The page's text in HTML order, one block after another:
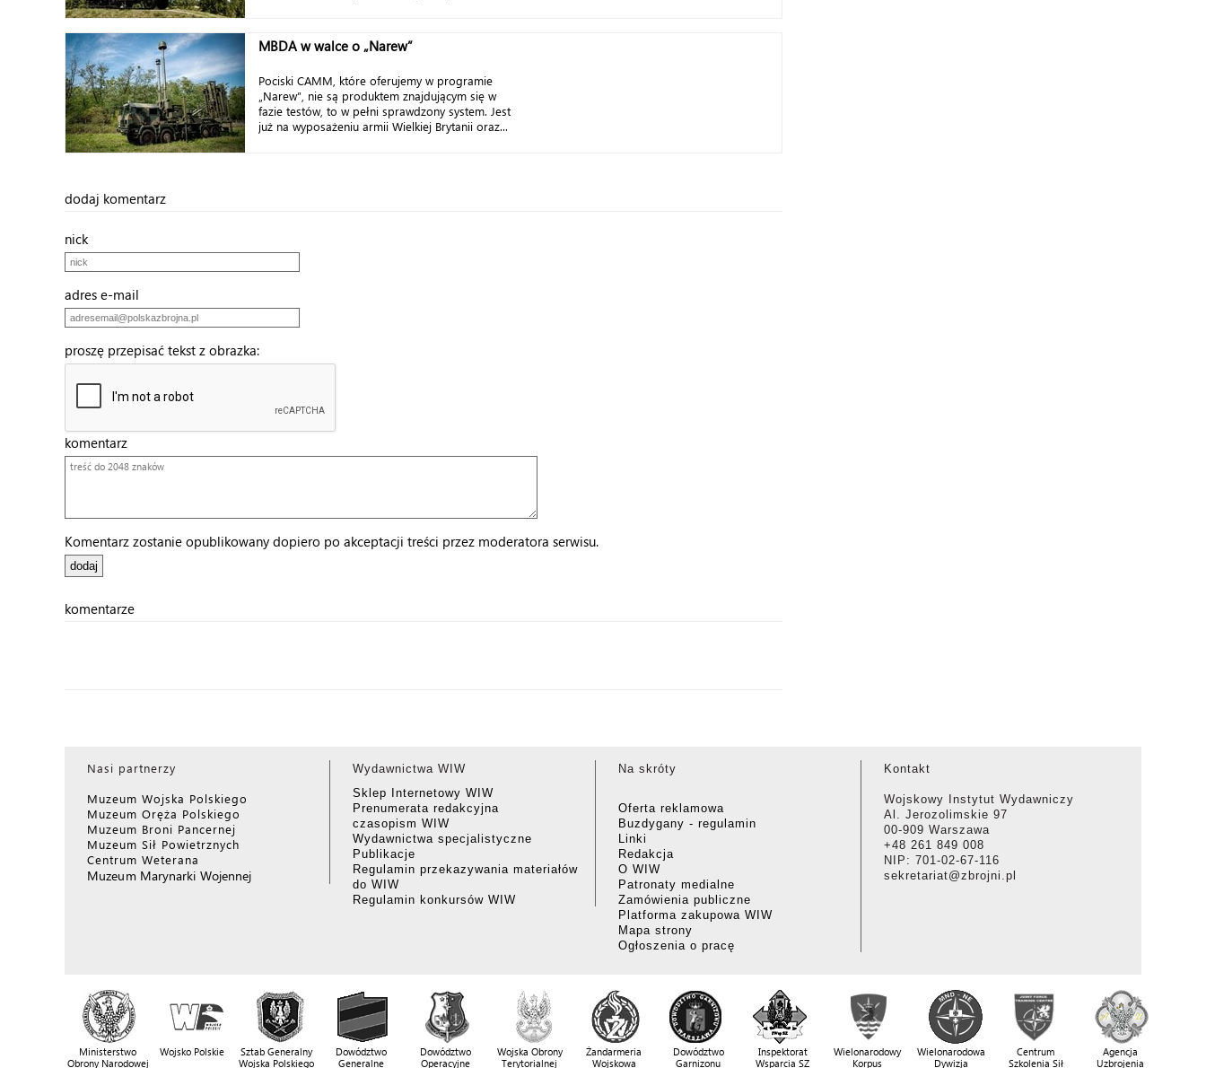
MBDA w walce o „Narew”
Pociski CAMM, które oferujemy w programie
„Narew”, nie są produktem znajdującym się w
fazie testów, to w pełni sprawdzony system. Jest
już na wyposażeniu armii Wielkiej Brytanii oraz...
dodaj komentarz
nick
adres e-mail
proszę przepisać tekst z obrazka:
komentarz
Komentarz zostanie opublikowany dopiero po akceptacji treści przez moderatora serwisu.
komentarze
Nasi partnerzy
Muzeum Wojska Polskiego
Muzeum Oręża Polskiego
Muzeum Broni Pancernej
Muzeum Sił Powietrznych
Centrum Weterana
Muzeum Marynarki Wojennej
Wydawnictwa WIW
Sklep Internetowy WIW
Prenumerata redakcyjna
czasopism WIW
Wydawnictwa specjalistyczne
Publikacje
Regulamin przekazywania materiałów
do WIW
Regulamin konkursów WIW
Na skróty
Oferta reklamowa
Buzdygany - regulamin
Linki
Redakcja
O WIW
Patronaty medialne
Zamówienia publiczne
Platforma zakupowa WIW
Mapa strony
Ogłoszenia o pracę
Kontakt
Wojskowy Instytut Wydawniczy
Al. Jerozolimskie 97
00-909 Warszawa
+48 261 849 008
NIP: 701-02-67-116
sekretariat@zbrojni.pl
Ministerstwo
Obrony Narodowej
Wojsko Polskie
Sztab Generalny
Wojska Polskiego
Dowództwo
Generalne
Dowództwo
Operacyjne
Wojska Obrony
Terytorialnej
Żandarmeria
Wojskowa
Dowództwo
Garnizonu
Inspektorat
Wsparcia SZ
Wielonarodowy
Korpus
Wielonarodowa
Dywizja
Centrum
Szkolenia Sił
Agencja
Uzbrojenia